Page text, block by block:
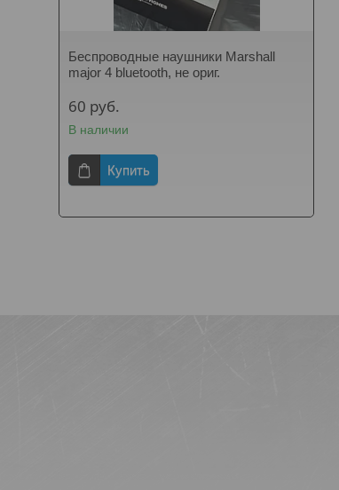
Беспроводные наушники Marshall
major 4 bluetooth, не ориг.
60 руб.
В наличии
Купить